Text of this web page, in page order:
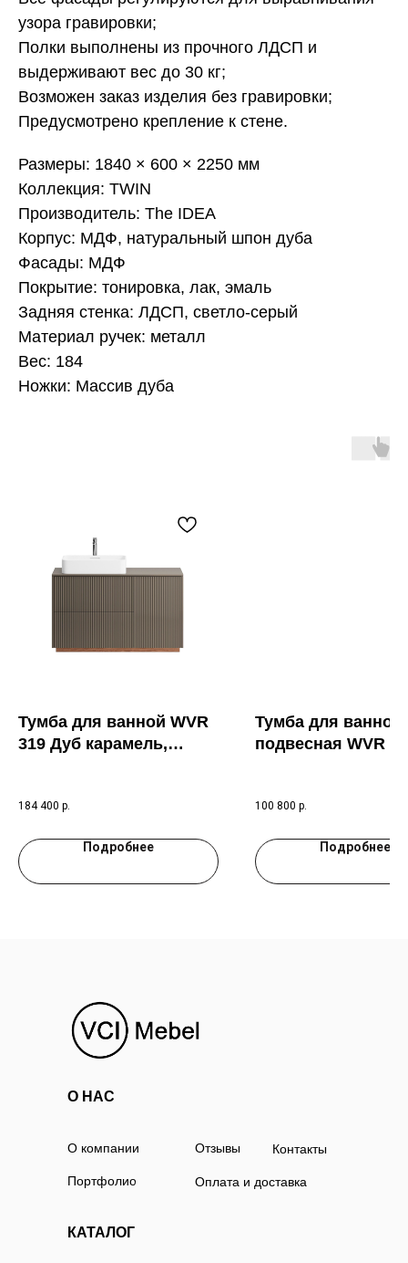
узора гравировки;
Полки выполнены из прочного ЛДСП и
выдерживают вес до 30 кг;
Возможен заказ изделия без гравировки;
Предусмотрено крепление к стене.
Размеры: 1840 × 600 × 2250 мм
Коллекция: TWIN
Производитель: The IDEA
Корпус: МДФ, натуральный шпон дуба
Фасады: МДФ
Покрытие: тонировка, лак, эмаль
Задняя стенка: ЛДСП, светло-серый
Материал ручек: металл
Вес: 184
Ножки: Массив дуба
Тумба для ванной WVR
319 Дуб карамель,
184 400 р.
Подробнее
Тумба для ванной
подвесная WVR
100 800 р.
Подробнее
О компании
О НАС
КАТАЛОГ
Портфолио
Контакты
Отзывы
Оплата и доставка